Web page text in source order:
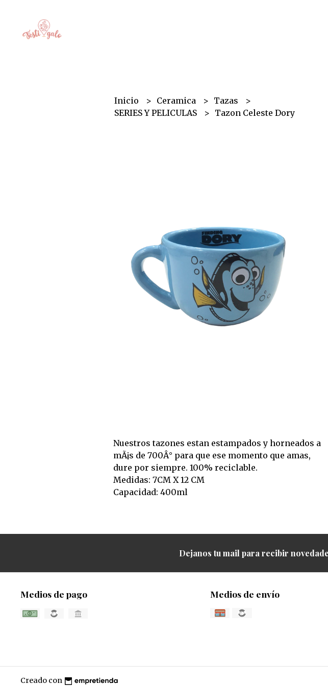
Inicio Ceramica
Tazas
SERIES Y PELICULAS
Tazon Celeste Dory
Nuestros tazones estan estampados y horneados a
mÃ¡s de 700Â° para que ese momento que amas,
dure por siempre. 100% reciclable.
Medidas: 7CM X 12 CM
Capacidad: 400ml
Dejanos tu mail para recibir
Medios de pago Medios de envío
Creado con